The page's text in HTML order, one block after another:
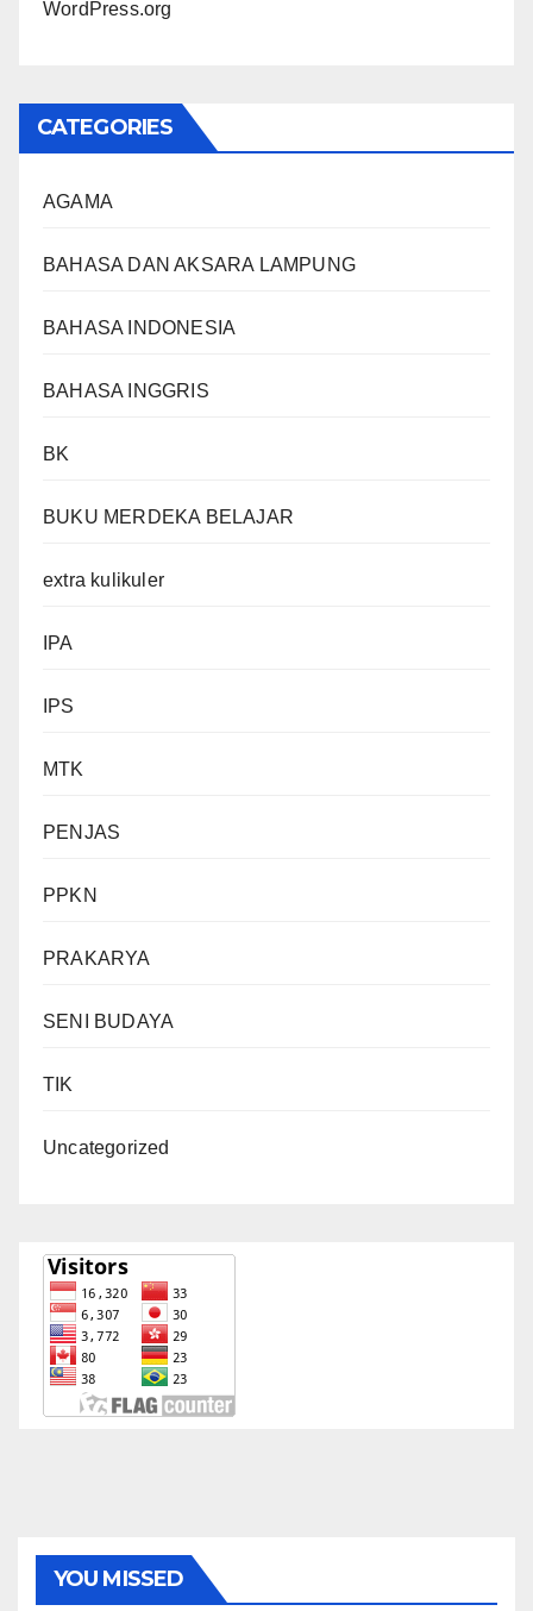
WordPress.org
CATEGORIES
AGAMA
BAHASA DAN AKSARA LAMPUNG
BAHASA INDONESIA
BAHASA INGGRIS
BK
BUKU MERDEKA BELAJAR
extra kulikuler
IPA
IPS
MTK
PENJAS
PPKN
PRAKARYA
SENI BUDAYA
TIK
Uncategorized
YOU MISSED